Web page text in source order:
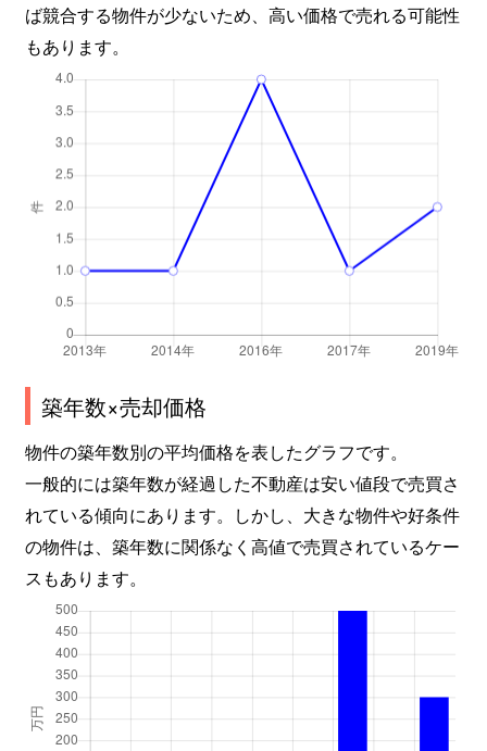
ば競合する物件が少ないため、高い価格で売れる可能性
もあります。
築年数×売却価格
物件の築年数別の平均価格を表したグラフです。
一般的には築年数が経過した不動産は安い値段で売買さ
れている傾向にあります。しかし、大きな物件や好条件
の物件は、築年数に関係なく高値で売買されているケー
スもあります。